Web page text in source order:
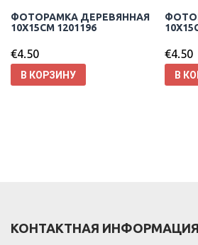
ФОТОРАМКА ДЕРЕВЯННАЯ
10X15CM 1201196
€4.50
В КОРЗИНУ
€4.50
В
КОНТАКТНАЯ ИНФОРМАЦИЯ